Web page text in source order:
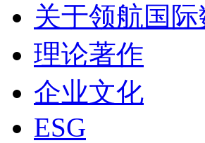
关于领航国际
理论著作
企业文化
ESG